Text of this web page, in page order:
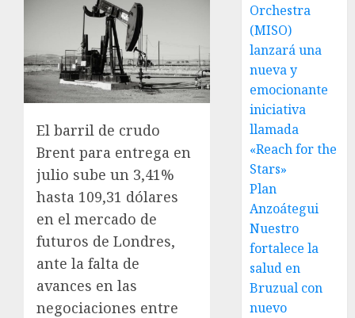
El barril de crudo
Brent para entrega en
julio sube un 3,41%
hasta 109,31 dólares
en el mercado de
futuros de Londres,
ante la falta de
avances en las
negociaciones entre
Orchestra
(MISO)
lanzará una
nueva y
emocionante
iniciativa
llamada
«Reach for the
Stars»
Plan
Anzoátegui
Nuestro
fortalece la
salud en
Bruzual con
nuevo